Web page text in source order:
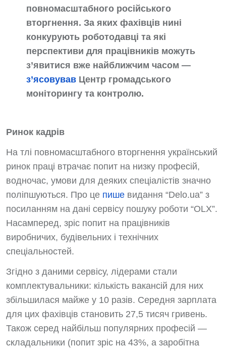
повномасштабного російського
вторгнення. За яких фахівців нині
конкурують роботодавці та які
перспективи для працівників можуть
з’явитися вже найближчим часом —
з’ясовував Центр громадського
моніторингу та контролю.
Ринок кадрів
На тлі повномасштабного вторгнення український
ринок праці втрачає попит на низку професій,
водночас, умови для деяких спеціалістів значно
поліпшуються. Про це пише видання “Delo.ua” з
посиланням на дані сервісу пошуку роботи “OLX”.
Насамперед, зріс попит на працівників
виробничих, будівельних і технічних
спеціальностей.
Згідно з даними сервісу, лідерами стали
комплектувальники: кількість вакансій для них
збільшилася майже у 10 разів. Середня зарплата
для цих фахівців становить 27,5 тисяч гривень.
Також серед найбільш популярних професій —
складальники (попит зріс на 43%, а заробітна